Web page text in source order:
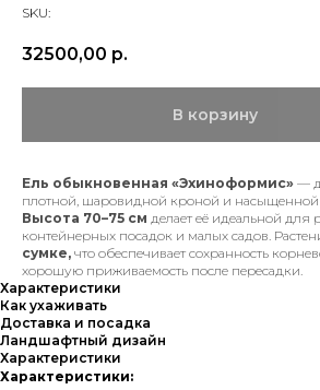
SKU:
32500,00 р.
В корзину
Ель обыкновенная «Эхиноформис» —
плотной, шаровидной кроной и насыщенной
Высота 70–75 см делает её идеальной
контейнерных посадок и малых садов.
сумке, что обеспечивает сохранность
хорошую приживаемость после пересадки.
Характеристики
Как ухаживать
Доставка и посадка
Ландшафтный дизайн
Характеристики
Характеристики: